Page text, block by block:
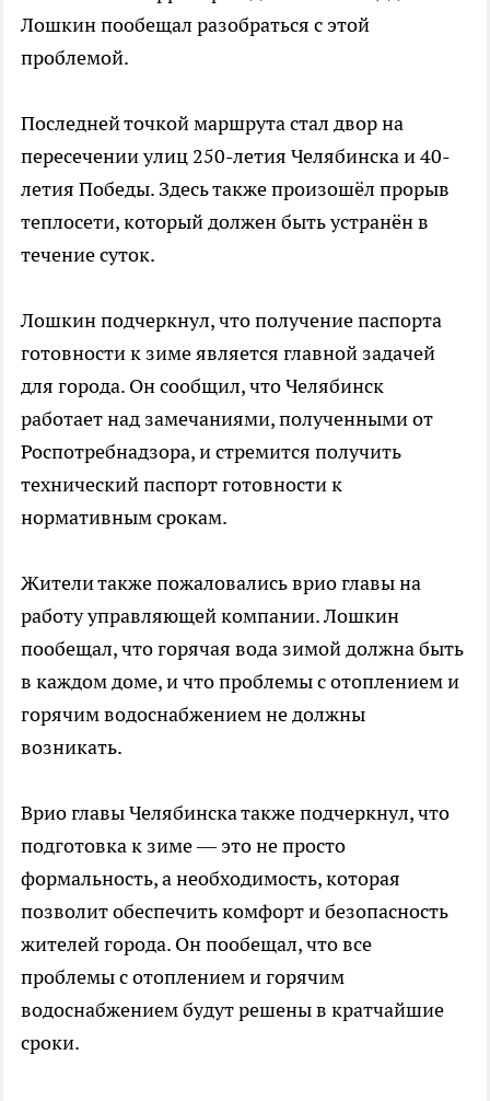
Лошкин пообещал разобраться с этой
проблемой.
Последней точкой маршрута стал двор на
пересечении улиц 250-летия Челябинска и 40-
летия Победы. Здесь также произошёл прорыв
теплосети, который должен быть устранён в
течение суток.
Лошкин подчеркнул, что получение паспорта
готовности к зиме является главной задачей
для города. Он сообщил, что Челябинск
работает над замечаниями, полученными от
Роспотребнадзора, и стремится получить
технический паспорт готовности к
нормативным срокам.
Жители также пожаловались врио главы на
работу управляющей компании. Лошкин
пообещал, что горячая вода зимой должна быть
в каждом доме, и что проблемы с отоплением и
горячим водоснабжением не должны
возникать.
Врио главы Челябинска также подчеркнул, что
подготовка к зиме — это не просто
формальность, а необходимость, которая
позволит обеспечить комфорт и безопасность
жителей города. Он пообещал, что все
проблемы с отоплением и горячим
водоснабжением будут решены в кратчайшие
сроки.